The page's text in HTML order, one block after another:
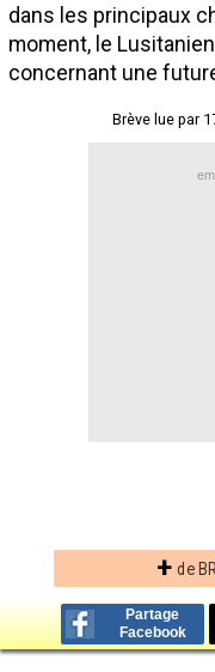
dans les principaux
moment, le
concernant une
Brève lue par
+ de
Partage
Facebook
Taille de la police
Paramètrages / Options
Contact / Signaler un bug